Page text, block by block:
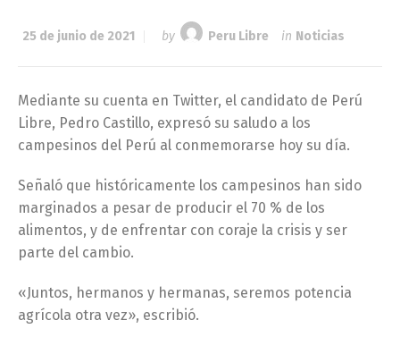
25 de junio de 2021 by Peru Libre in Noticias
Mediante su cuenta en Twitter, el candidato de Perú
Libre, Pedro Castillo, expresó su saludo a los
campesinos del Perú al conmemorarse hoy su día.
Señaló que históricamente los campesinos han sido
marginados a pesar de producir el 70 % de los
alimentos, y de enfrentar con coraje la crisis y ser
parte del cambio.
«Juntos, hermanos y hermanas, seremos potencia
agrícola otra vez», escribió.